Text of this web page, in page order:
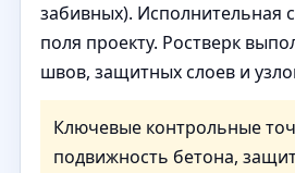
забивных). Исполнительная
поля проекту. Ростверк
швов, защитных слоев и
Ключевые контрольные
подвижность бетона,